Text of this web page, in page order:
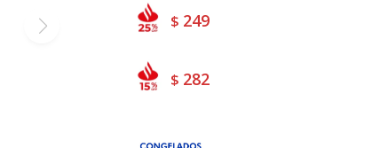
$ 249
$ 282